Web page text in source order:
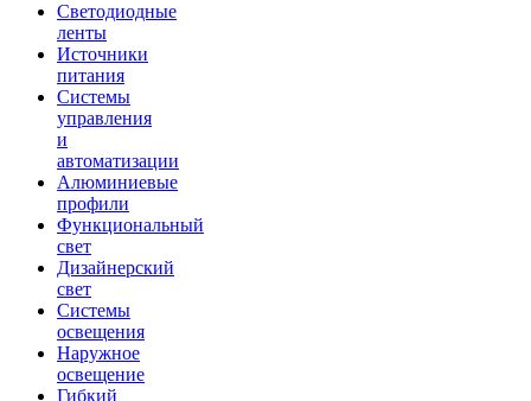
Светодиодные
ленты
Источники
питания
Системы
управления
и
автоматизации
Алюминиевые
профили
Функциональный
свет
Дизайнерский
свет
Системы
освещения
Наружное
освещение
Гибкий